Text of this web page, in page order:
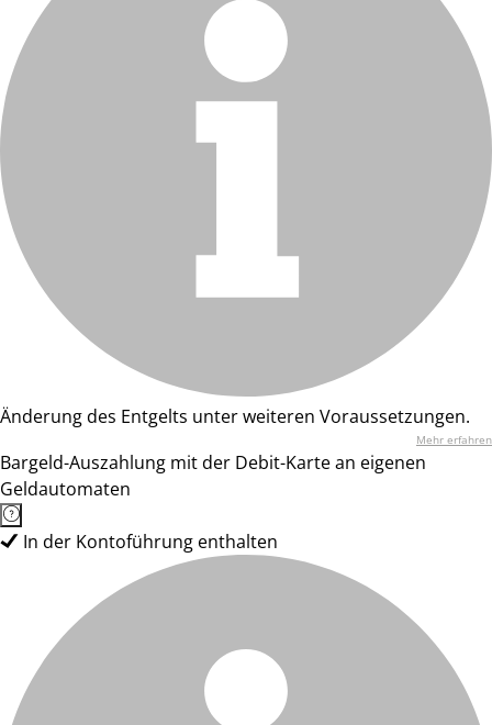
Änderung des Entgelts unter weiteren Voraussetzungen.
Mehr erfahren
Bargeld-Auszahlung mit der Debit-Karte an eigenen
Geldautomaten
In der Kontoführung enthalten